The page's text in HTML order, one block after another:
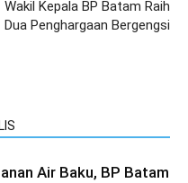
Wakil Kepala BP Batam Raih
Dua Penghargaan Bergengsi
Air Baku, BP Batam